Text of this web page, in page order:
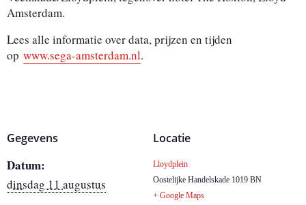
Amsterdam.
Lees alle informatie over data, prijzen en tijden
op www.sega-amsterdam.nl.
Gegevens
Datum:
dinsdag 11 augustus
Locatie
Lloydplein
Oostelijke Handelskade 1019 BN
+ Google Maps